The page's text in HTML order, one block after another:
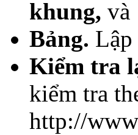
khung, và
Bảng. Lập
Kiểm tra
kiểm tra
http://